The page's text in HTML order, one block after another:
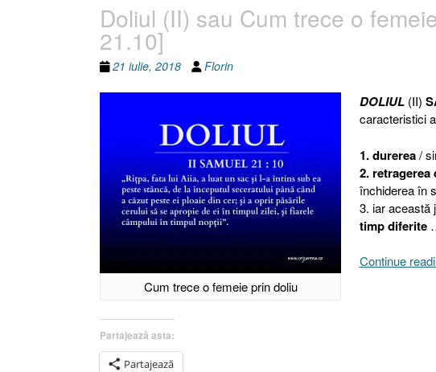
Doliul (II) sau Cum trece o
21.10]
21 iulie, 2018 Florin
Cum trece o femeie prin doliu
DOLIUL(II)
caracteristici
1. durerea/
2. retragerea
închiderea în
3. iar această
timp diferite
Continue
Partajează asta:
Partajează